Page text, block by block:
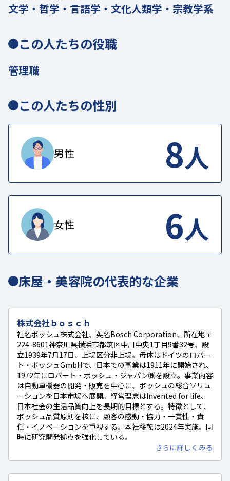
文学・哲学・言語学・文化人類学・宗教学系
この人たちの役職
管理職
この人たちの性別
男性 8人
女性 6人
床屋・美容院の代表的な企業
株式会社ｂｏｓｃｈ
社名ボッシュ株式会社、英名Bosch Corporation、所在地〒
224-8601神奈川県横浜市都筑区中川中央1丁目9番32号、設
立1939年7月17日、上場区分非上場。母体はドイツのロバー
ト・ボッシュGmbHで、日本での事業は1911年に開始され、
1972年にロバート・ボッシュ・ジャパン㈱を設立。事業内容
は自動車機器の開発・販売を中心に、ボッシュの総合ソリュ
ーションを日本市場へ展開。経営理念はInvented for life、
日本社会の生活品質向上を長期的目標とする。特徴として、
ボッシュ品質原則を核に、顧客の感動・協力・一貫性・責
任・イノベーションを重視する。本社移転は2024年実施。同
時に研究開発拠点を強化している。
さらに詳しくみる